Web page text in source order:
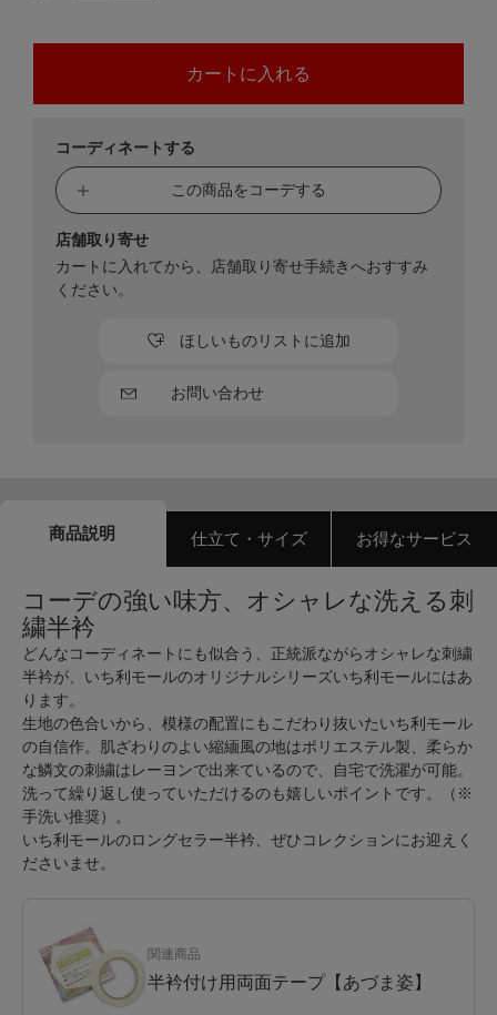
コーディネートする
この商品をコーデする
お問い合わせ
ほしいものリストに追加
店舗取り寄せ
カートに入れてから、店舗取り寄せ手続きへおすすみ
ください。
商品説明 仕立て・サイズ お得なサービス
コーデの強い味方、オシャレな洗える刺
繍半衿
どんなコーディネートにも似合う、正統派ながらオシャレな刺繍
半衿が、いち利モールのオリジナルシリーズいち利モールにはあ
ります。
生地の色合いから、模様の配置にもこだわり抜いたいち利モール
の自信作。肌ざわりのよい縮緬風の地はポリエステル製、柔らか
な鱗文の刺繍はレーヨンで出来ているので、自宅で洗濯が可能。
洗って繰り返し使っていただけるのも嬉しいポイントです。（※
手洗い推奨）。
いち利モールのロングセラー半衿、ぜひコレクションにお迎えく
ださいませ。
関連商品
半衿付け用両面テープ【あづま姿】